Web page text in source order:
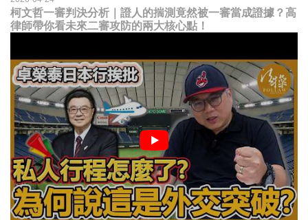
柯文哲一審判決分析｜證人的揣測竟然被一審當成證據？高
律師帶你看未來二審攻防的兩大核心點！